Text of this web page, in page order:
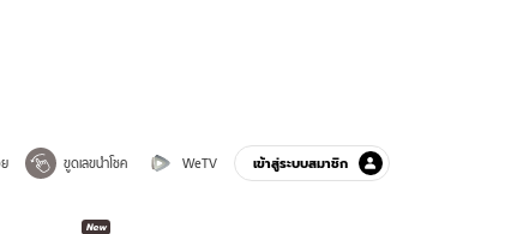
ขูดเลขนำโชค WeTV เข้าสู่ระบบสมาชิก